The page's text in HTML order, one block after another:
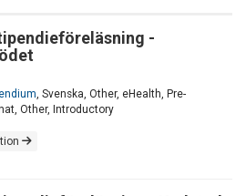
-
, Svenska, Other, eHealth, Pre-
Other, Introductory